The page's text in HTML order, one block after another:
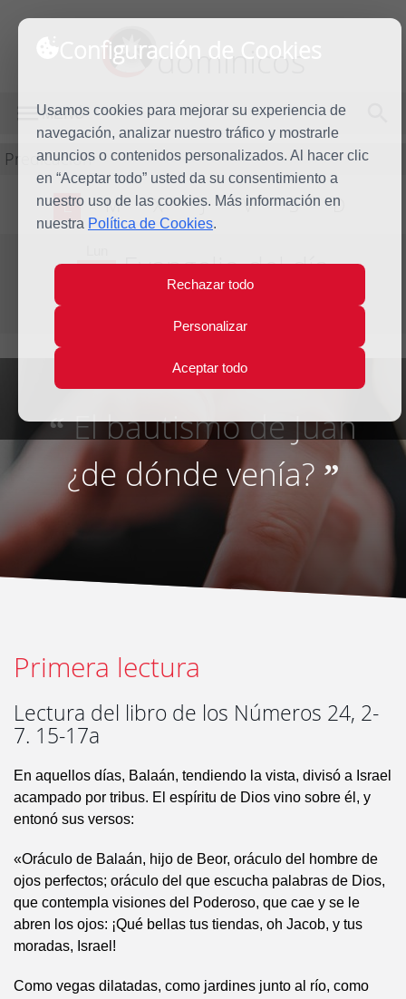
Configuración de Cookies
Usamos cookies para mejorar su experiencia de
navegación, analizar nuestro tráfico y mostrarle
anuncios o contenidos personalizados. Al hacer clic
en “Aceptar todo” usted da su consentimiento a
nuestro uso de las cookies. Más información en
nuestra Política de Cookies.
Rechazar todo
Personalizar
Aceptar todo
dominicos
MENÚ
Predicación
L M X J V S D
15 Evangelio del día
“El bautismo de Juan
¿de dónde venía? ”
Primera lectura
Lectura del libro de los Números 24, 2-
7. 15-17a
En aquellos días, Balaán, tendiendo la vista, divisó a Israel
acampado por tribus. El espíritu de Dios vino sobre él, y
entonó sus versos:
«Oráculo de Balaán, hijo de Beor, oráculo del hombre de
ojos perfectos; oráculo del que escucha palabras de Dios,
que contempla visiones del Poderoso, que cae y se le
abren los ojos: ¡Qué bellas tus tiendas, oh Jacob, y tus
moradas, Israel!
Como vegas dilatadas, como jardines junto al río, como